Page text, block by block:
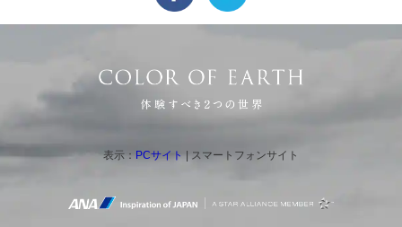
表示： PCサイト| スマートフォンサイト